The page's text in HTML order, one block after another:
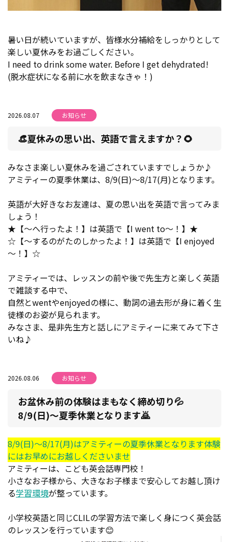
暑い日が続いていますが、皆様水分補給をしっかりとして
楽しい夏休みをお過ごしください。
I need to drink some water. Before I get dehydrated!
(脱水症状になる前に水を飲まなきゃ！)
2026.08.07 お知らせ
👒夏休みの思い出、英語で言えますか？🌻
みなさま楽しい夏休みを過ごされていますでしょうか♪
アミティーの夏季休業は、8/9(日)～8/17(月)となります。
英語が大好きなお友達は、夏の思い出を英語で言ってみま
しょう！
★【～へ行ったよ！】は英語で【I went to～！】★
☆【～するのがたのしかったよ！】は英語で【I enjoyed
～！】☆
アミティーでは、レッスンの前や後で先生方と楽しく英語
で雑談する中で、
自然とwentやenjoyedの様に、動詞の過去形が身に着く生
徒様のお姿が見られます。
みなさま、是非先生方と話しにアミティーに来てみて下さ
いね♪
2026.08.06 お知らせ
お盆休み前の体験はまもなく締め切り💦
8/9(日)～夏季休業となります🙇
8/9(日)～8/17(月)はアミティーの夏季休業となります体験
にはお早めにお越しくださいませ
アミティーは、こども英会話専門校！
小さなお子様から、大きなお子様まで安心してお越し頂け
る学習環境が整っています。
小学校英語と同じCLILの学習方法で楽しく身につく英会話
のレッスンを行っています😊